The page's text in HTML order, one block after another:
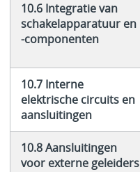
10.6 Integratie van
schakelapparatuur en
-componenten
10.7 Interne
elektrische circuits en
aansluitingen
10.8 Aansluitingen
voor externe geleiders